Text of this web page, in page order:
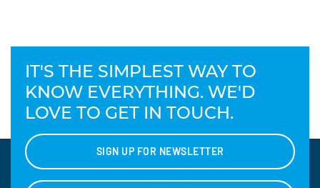
IT'S THE SIMPLEST WAY TO
KNOW EVERYTHING. WE'D
LOVE TO GET IN TOUCH.
SIGN UP FOR NEWSLETTER